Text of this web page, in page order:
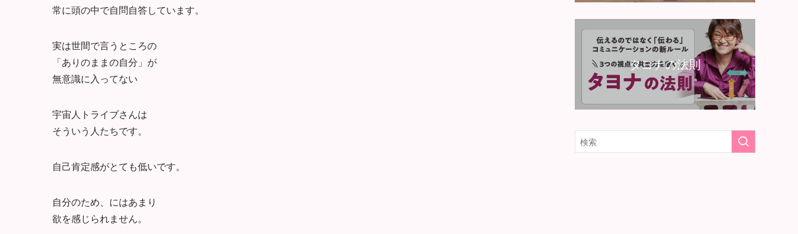
常に頭の中で自問自答しています。
実は世間で言うところの
「ありのままの自分」が
無意識に入ってない
宇宙人トライブさんは
そういう人たちです。
自己肯定感がとても低いです。
自分のため、にはあまり
欲を感じられません。
タヨナの法則